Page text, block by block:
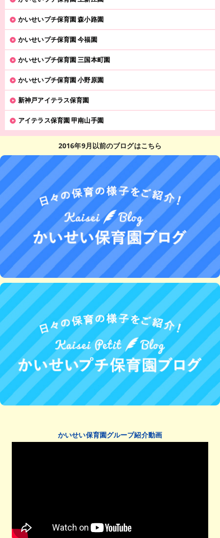
かいせいプチ保育園 森小路園
かいせいプチ保育園 今福園
かいせいプチ保育園 三国本町園
かいせいプチ保育園 小野原園
新神戸アイテラス保育園
アイテラス保育園 甲南山手園
2016年9月以前のブログはこちら
かいせい保育園グループ紹介動画